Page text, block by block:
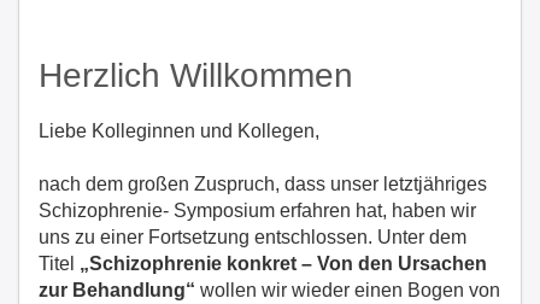
Herzlich Willkommen
Liebe Kolleginnen und Kollegen,
nach dem großen Zuspruch, dass unser letztjähriges
Schizophrenie- Symposium erfahren hat, haben wir
uns zu einer Fortsetzung entschlossen. Unter dem
Titel „Schizophrenie konkret – Von den Ursachen
zur Behandlung“ wollen wir wieder einen Bogen von